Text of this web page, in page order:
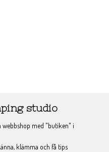
studio
med "butiken" i
klämma och få tips